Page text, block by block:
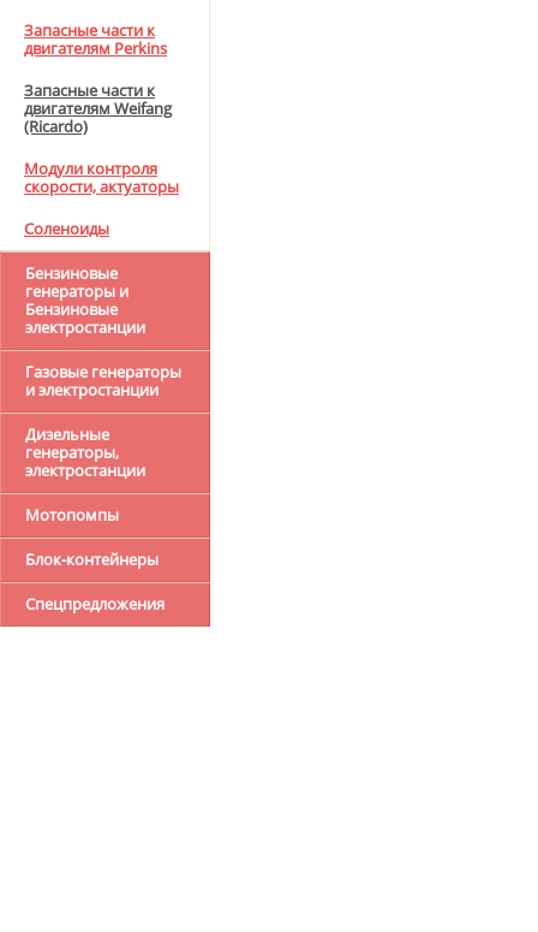
Запасные части к
двигателям Perkins
Запасные части к
двигателям Weifang
(Ricardo)
Модули контроля
скорости, актуаторы
Соленоиды
Бензиновые
генераторы и
Бензиновые
электростанции
Газовые генераторы
и электростанции
Дизельные
генераторы,
электростанции
Мотопомпы
Блок-контейнеры
Спецпредложения